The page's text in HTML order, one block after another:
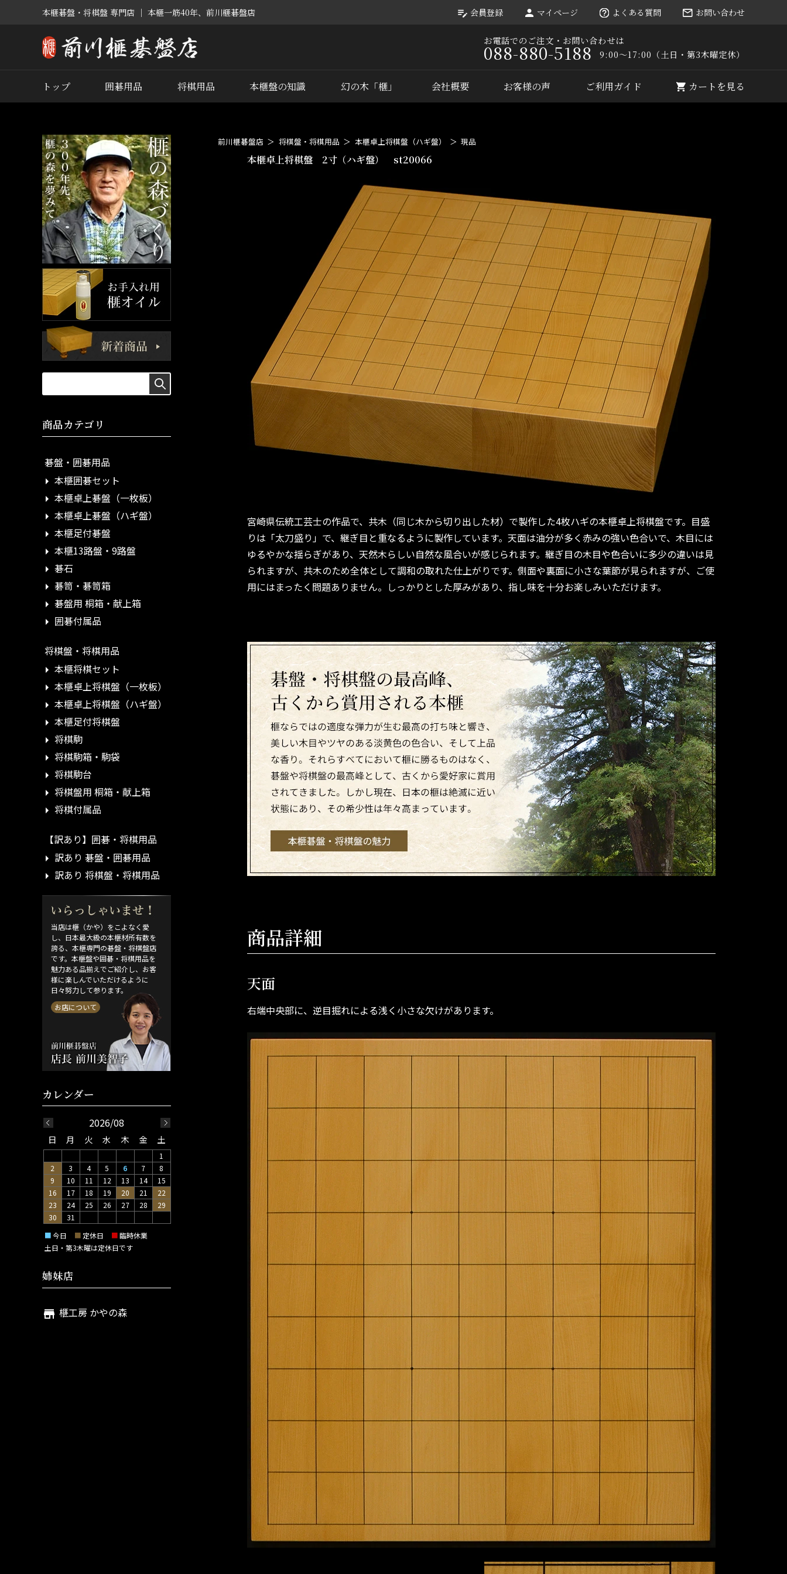
本榧碁盤・将棋盤 専門店 ｜ 本榧一筋40年、前川榧碁盤店 会員登録 マイページ よくある質問 お問い合わせ
お電話でのご注文・お問い合わせは
088-880-5188 9:00～17:00（土日・第3木曜定休）
トップ 囲碁用品 将棋用品 本榧盤の知識 幻の木「榧」 会社概要 お客様の声 ご利用ガイド カートを見る
前川榧碁盤店 将棋盤・将棋用品 本榧卓上将棋盤（ハギ盤） 現品
本榧卓上将棋盤 2寸（ハギ盤） st20066
宮崎県伝統工芸士の作品で、共木（同じ木から切り出した材）で製作した4枚ハギの本榧卓上将棋盤です。目盛
りは「太刀盛り」で、継ぎ目と重なるように製作しています。天面は油分が多く赤みの強い色合いで、木目には
ゆるやかな揺らぎがあり、天然木らしい自然な風合いが感じられます。継ぎ目の木目や色合いに多少の違いは見
られますが、共木のため全体として調和の取れた仕上がりです。側面や裏面に小さな葉節が見られますが、ご使
用にはまったく問題ありません。しっかりとした厚みがあり、指し味を十分お楽しみいただけます。
商品詳細
天面
右端中央部に、逆目掘れによる浅く小さな欠けがあります。
商品カテゴリ
碁盤・囲碁用品
本榧囲碁セット
本榧卓上碁盤（一枚板）
本榧卓上碁盤（ハギ盤）
本榧足付碁盤
本榧13路盤・9路盤
碁石
碁笥・碁笥箱
碁盤用 桐箱・献上箱
囲碁付属品
将棋盤・将棋用品
本榧将棋セット
本榧卓上将棋盤（一枚板）
本榧卓上将棋盤（ハギ盤）
本榧足付将棋盤
将棋駒
将棋駒箱・駒袋
将棋駒台
将棋盤用 桐箱・献上箱
将棋付属品
【訳あり】囲碁・将棋用品
訳あり 碁盤・囲碁用品
訳あり 将棋盤・将棋用品
当店は榧（かや）をこよなく愛
し、日本最大級の本榧材所有数を
誇る、本榧専門の碁盤・将棋盤店
です。本榧盤や囲碁・将棋用品を
魅力ある品揃えでご紹介し、お客
様に楽しんでいただけるように
日々努力して参ります。
お店について
2026/08
日 月 火 水 木 金 土
1
2
3 4 5 6 7
8
9
10 11 12 13 14
15
16
17 18 19 20 21
22
23
24 25 26 27 28
29
30
31
■今日 ■ 定休日 ■臨時休業
土日・第3木曜は定休日です
姉妹店
榧工房 かやの森